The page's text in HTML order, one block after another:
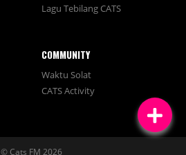
Lagu Tebilang CATS
COMMUNITY
Waktu Solat
CATS Activity
© Cats FM 2026